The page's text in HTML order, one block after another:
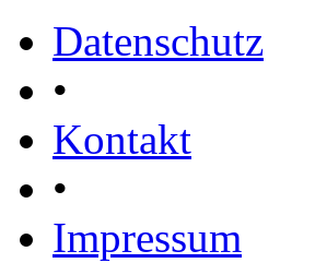
Datenschutz
•
Kontakt
•
Impressum